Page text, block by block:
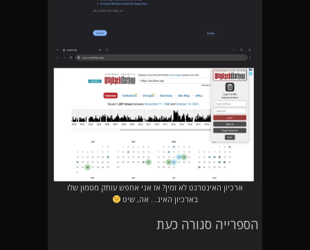
ארכיון האינטרנט לא זמין? אז אני אחפש עותק מטמון שלו
בארכיון האינ… אה, שיט
הספרייה סגורה כעת